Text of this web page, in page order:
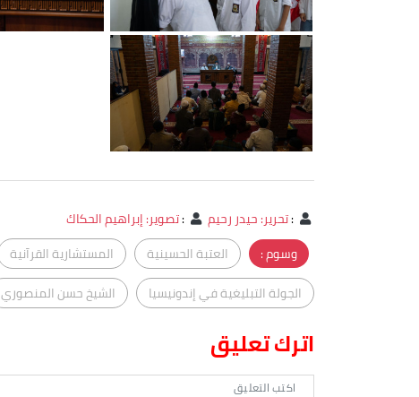
:تحرير: حيدر رحيم :تصوير: إبراهيم الحكاك
وسوم :
العتبة الحسينية المستشارية القرآنية
الجولة التبليغية في إندونيسيا
الشيخ حسن المنصوري
اترك تعليق